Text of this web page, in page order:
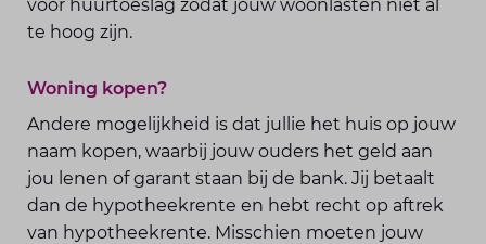
voor huurtoeslag zodat jouw woonlasten niet al
te hoog zijn.
Woning kopen?
Andere mogelijkheid is dat jullie het huis op jouw
naam kopen, waarbij jouw ouders het geld aan
jou lenen of garant staan bij de bank. Jij betaalt
dan de hypotheekrente en hebt recht op aftrek
van hypotheekrente. Misschien moeten jouw